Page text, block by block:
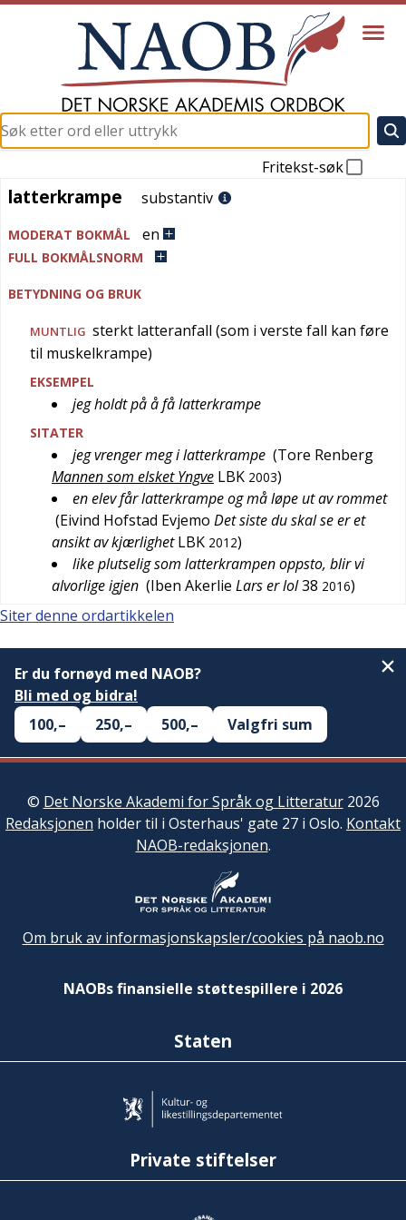
Fritekst-søk
latterkrampe
latterkrampe substantiv
MODERAT BOKMÅL en
FULL BOKMÅLSNORM
BETYDNING OG BRUK
MUNTLIG sterkt latteranfall (som i verste fall kan føre
til muskelkrampe)
EKSEMPEL
jeg holdt på å få latterkrampe
SITATER
jeg vrenger meg i latterkrampe (Tore Renberg
Mannen som elsket Yngve LBK 2003)
en elev får latterkrampe og må løpe ut av rommet
(Eivind Hofstad Evjemo Det siste du skal se er et
ansikt av kjærlighet LBK 2012)
like plutselig som latterkrampen oppsto, blir vi
alvorlige igjen (Iben Akerlie Lars er lol38 2016)
Siter denne ordartikkelen
Er du fornøyd med NAOB?
Bli med og bidra!
100,–
250,– 500,– Valgfri sum
© Det Norske Akademi for Språk og Litteratur2026
Redaksjonen holder til i Osterhaus' gate 27 i Oslo. Kontakt
NAOB-redaksjonen.
Om bruk av informasjonskapsler/cookies på naob.no
NAOBs finansielle støttespillere i 2026
Staten
Private stiftelser